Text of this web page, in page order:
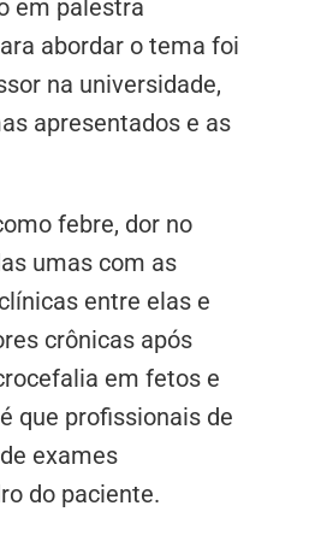
em palestra
abordar o tema foi
na universidade,
apresentados e as
febre, dor no
umas com as
entre elas e
crônicas após
em fetos e
que profissionais de
exames
do paciente.